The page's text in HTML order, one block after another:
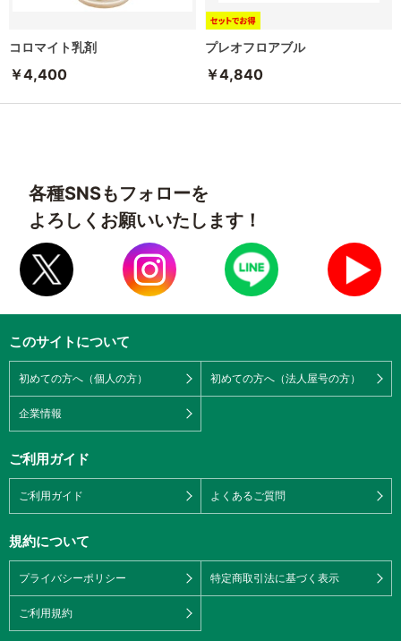
コロマイト乳剤
￥4,400
プレオフロアブル
￥4,840
各種SNSもフォローを
よろしくお願いいたします！
このサイトについて
初めての方へ（個人の方） 初めての方へ（法人屋号の方）
企業情報
ご利用ガイド
ご利用ガイド よくあるご質問
規約について
プライバシーポリシー 特定商取引法に基づく表示
ご利用規約